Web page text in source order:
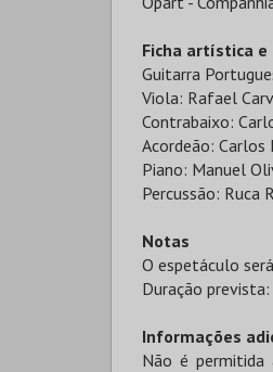
Ficha artística e
Guitarra
Viola: Rafael
Contrabaixo:
Acordeão: Carlos
Piano: Manuel
Percussão: Ruca
Notas
O espetáculo
Duração
Informações
Não é